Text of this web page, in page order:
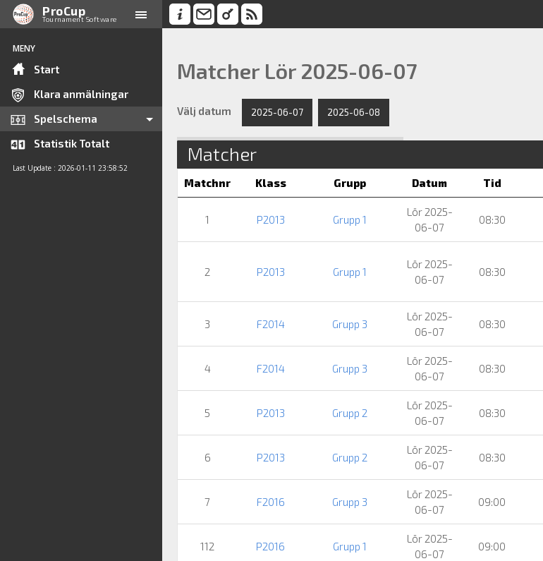
ProCup
Tournament Software
MENY
Start
Klara anmälningar
Spelschema
Statistik Totalt
Last Update : 2026-01-11 23:58:52
Matcher Lör 2025-06-07
Välj datum 2025-06-07 2025-06-08
Matcher
Matchnr Klass Grupp Datum Tid
1 P2013 Grupp 1
Lör 2025-
06-07
08:30
2 P2013 Grupp 1
Lör 2025-
06-07
08:30
3 F2014 Grupp 3
Lör 2025-
06-07
08:30
4 F2014 Grupp 3
Lör 2025-
06-07
08:30
5 P2013 Grupp 2
Lör 2025-
06-07
08:30
6 P2013 Grupp 2
Lör 2025-
06-07
08:30
7 F2016 Grupp 3
Lör 2025-
06-07
09:00
112 P2016 Grupp 1
Lör 2025-
06-07
09:00